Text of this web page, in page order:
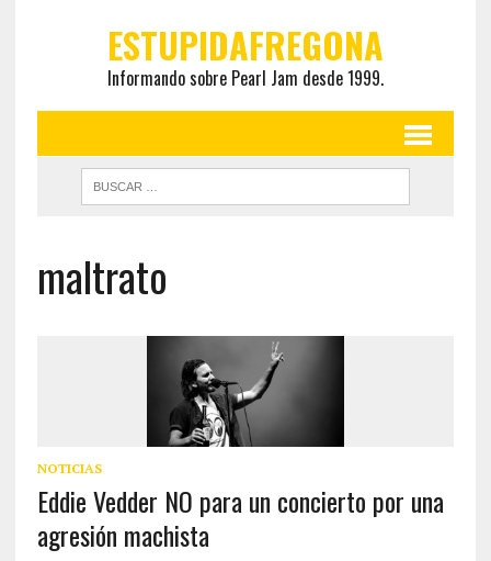
ESTUPIDAFREGONA
Informando sobre Pearl Jam desde 1999.
maltrato
NOTICIAS
Eddie Vedder NO para un concierto por una
agresión machista